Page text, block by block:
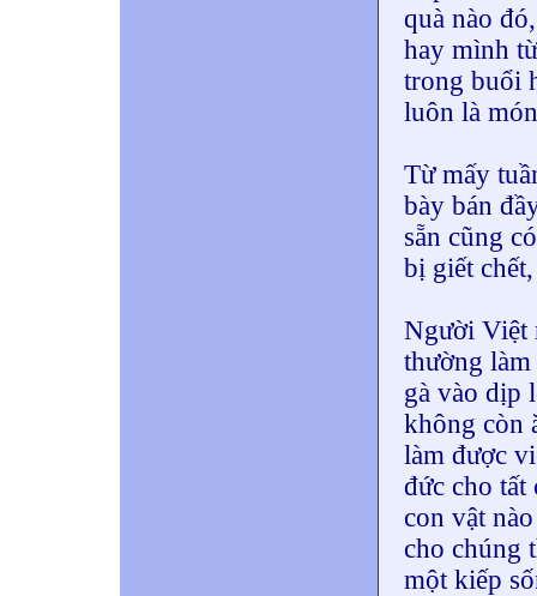
quà nào
hay mình
trong buổi
luôn là
Từ mấy
bày bán
sẵn cũng
bị giết
Người Việt
thường
gà vào dịp
không còn
làm được
đức cho tất
con vật
cho chúng
một kiếp